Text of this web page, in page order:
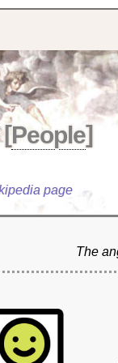
[People]
page
The